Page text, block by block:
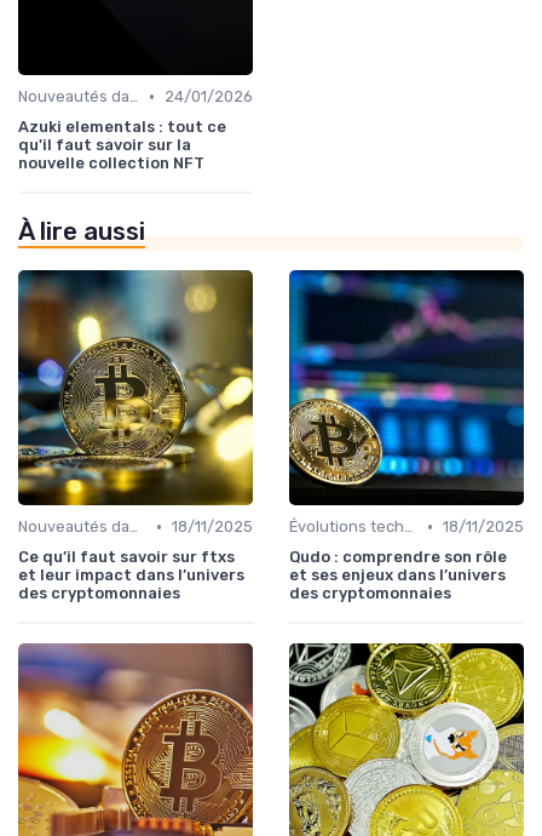
Nouveautés dans le monde des cryptos •
24/01/2026
Azuki elementals : tout ce
qu'il faut savoir sur la
nouvelle collection NFT
À lire aussi
Nouveautés dans le monde des cryptos • 18/11/2025
Ce qu’il faut savoir sur ftxs
et leur impact dans l’univers
des cryptomonnaies
Évolutions technologiques (DeFi, NFTs, etc.) • 18/11/2025
Qudo : comprendre son rôle
et ses enjeux dans l’univers
des cryptomonnaies